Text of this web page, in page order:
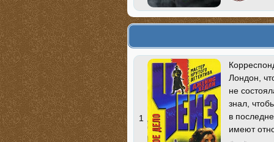
1
Лондон,
не
знал,
в
имеют